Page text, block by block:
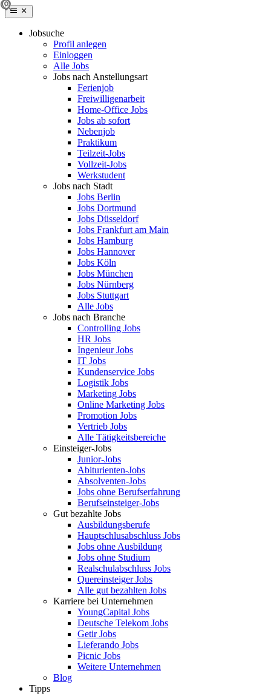
Jobsuche
Profil anlegen
Einloggen
Alle Jobs
Jobs nach Anstellungsart
Ferienjob
Freiwilligenarbeit
Home-Office Jobs
Jobs ab sofort
Nebenjob
Praktikum
Teilzeit-Jobs
Vollzeit-Jobs
Werkstudent
Jobs nach Stadt
Jobs Berlin
Jobs Dortmund
Jobs Düsseldorf
Jobs Frankfurt am Main
Jobs Hamburg
Jobs Hannover
Jobs Köln
Jobs München
Jobs Nürnberg
Jobs Stuttgart
Alle Jobs
Jobs nach Branche
Controlling Jobs
HR Jobs
Ingenieur Jobs
IT Jobs
Kundenservice Jobs
Logistik Jobs
Marketing Jobs
Online Marketing Jobs
Promotion Jobs
Vertrieb Jobs
Alle Tätigkeitsbereiche
Einsteiger-Jobs
Junior-Jobs
Abiturienten-Jobs
Absolventen-Jobs
Jobs ohne Berufserfahrung
Berufseinsteiger-Jobs
Gut bezahlte Jobs
Ausbildungsberufe
Hauptschlusabschluss Jobs
Jobs ohne Ausbildung
Jobs ohne Studium
Realschulabschluss Jobs
Quereinsteiger Jobs
Alle gut bezahlten Jobs
Karriere bei Unternehmen
YoungCapital Jobs
Deutsche Telekom Jobs
Getir Jobs
Lieferando Jobs
Picnic Jobs
Weitere Unternehmen
Blog
Tipps